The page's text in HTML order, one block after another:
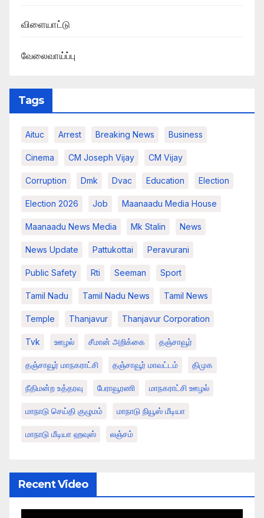
விளையாட்டு
வேலைவாய்ப்பு
Tags
Aituc Arrest Breaking News​ Business
Cinema CM Joseph Vijay CM Vijay
Corruption Dmk Dvac Education Election
Election 2026 Job Maanaadu Media House
Maanaadu News Media Mk Stalin News
News Update Pattukottai Peravurani
Public Safety Rti Seeman Sport
Tamil Nadu Tamil Nadu News Tamil News
Temple Thanjavur Thanjavur Corporation
Tvk ஊழல் சீமான் அறிக்கை தஞ்சாவூர்
தஞ்சாவூர் மாநகராட்சி தஞ்சாவூர் மாவட்டம் திமுக
நீதிமன்ற உத்தரவு பேராவூரணி மாநகராட்சி ஊழல்
மாநாடு செய்தி குழுமம் மாநாடு நியூஸ் மீடியா
மாநாடு மீடியா ஹவுஸ் லஞ்சம்
Recent Video